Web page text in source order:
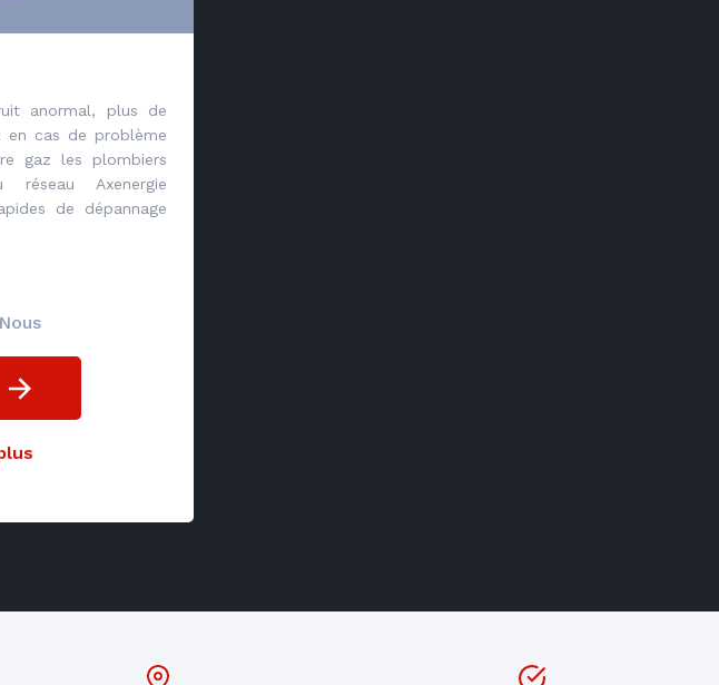
anormal, plus de
en cas de problème
gaz les plombiers
réseau Axenergie
de dépannage